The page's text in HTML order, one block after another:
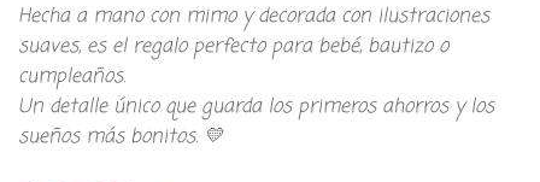
Hecha a mano con mimo y decorada con ilustraciones
suaves, es el regalo perfecto para bebé, bautizo o
cumpleaños.
Un detalle único que guarda los primeros ahorros y los
sueños más bonitos. 💛